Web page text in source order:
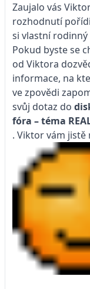
Zaujalo vás
rozhodnutí
si vlastní rodinný
Pokud byste se
od Viktora
informace, na
ve zpovědi
svůj dotaz do
fóra – téma
. Viktor vám jistě